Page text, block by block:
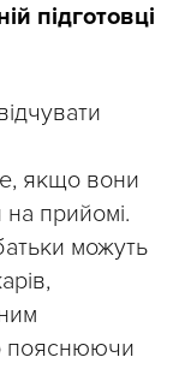
підготовці
якщо вони
прийомі.
можуть
пояснюючи